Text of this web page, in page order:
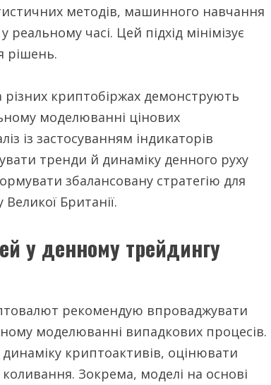
методів, машинного навчання
часі. Цей підхід мінімізує
рішень.
криптобіржах демонструють
моделюванні цінових
із застосуванням індикаторів
тренди й динаміку денного руху
збалансовану стратегію для
Британії.
у денному трейдингу
рекомендую впроваджувати
моделюванні випадкових процесів.
криптоактивів, оцінювати
Зокрема, моделі на основі